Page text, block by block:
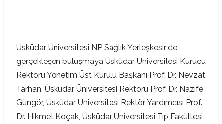
Üsküdar Üniversitesi NP Sağlık Yerleşkesinde
gerçekleşen buluşmaya Üsküdar Üniversitesi Kurucu
Rektörü Yönetim Üst Kurulu Başkanı Prof. Dr. Nevzat
Tarhan, Üsküdar Üniversitesi Rektörü Prof. Dr. Nazife
Güngör, Üsküdar Üniversitesi Rektör Yardımcısı Prof.
Dr. Hikmet Koçak, Üsküdar Üniversitesi Tıp Fakültesi